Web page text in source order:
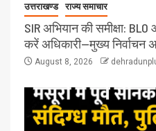
उत्तराखण्ड राज्य समाचार
SIR अभियान की समीक्षा:
करें अधिकारी—मुख्य निर्वाचन
August 8, 2026